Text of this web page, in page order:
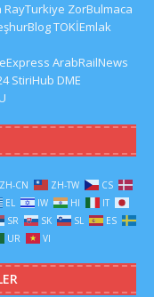
RayTurkiye ZorBulmaca
TOKİEmlak
ArabRailNews
StiriHub DME
ZH-CN ZH-TW
CS
EL IW HI
IT
SR SK SL
ES
UR VI